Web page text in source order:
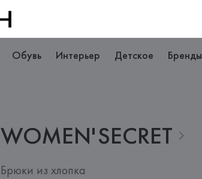
Обувь Интерьер Детское Бренды
WOMEN'SECRET
Брюки из хлопка